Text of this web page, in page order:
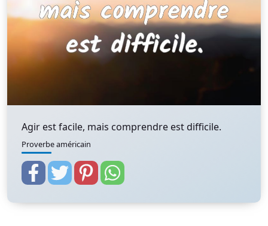
Agir est facile, mais comprendre est difficile.
Proverbe américain